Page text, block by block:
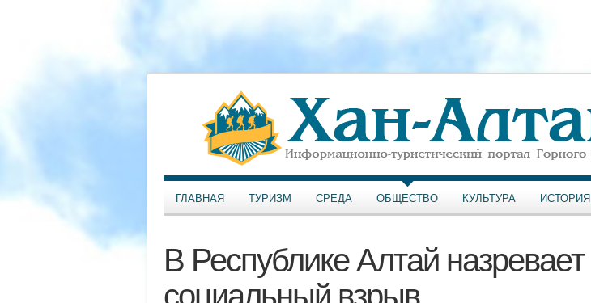
ГЛАВНАЯ ТУРИЗМ СРЕДА ОБЩЕСТВО КУЛЬТУРА ИСТОРИЯ
В Республике Алтай назревает
социальный взрыв